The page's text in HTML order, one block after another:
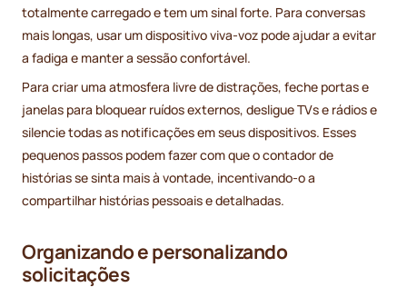
totalmente carregado e tem um sinal forte. Para conversas
mais longas, usar um dispositivo viva-voz pode ajudar a evitar
a fadiga e manter a sessão confortável.
Para criar uma atmosfera livre de distrações, feche portas e
janelas para bloquear ruídos externos, desligue TVs e rádios e
silencie todas as notificações em seus dispositivos. Esses
pequenos passos podem fazer com que o contador de
histórias se sinta mais à vontade, incentivando-o a
compartilhar histórias pessoais e detalhadas.
Organizando e personalizando
solicitações